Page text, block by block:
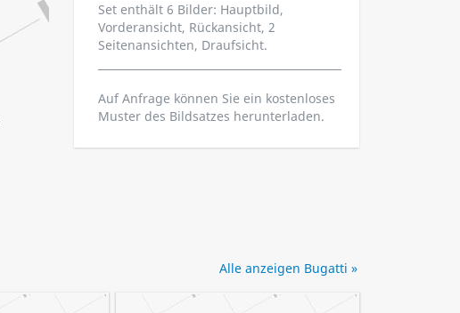
Set enthält 6 Bilder: Hauptbild,
Vorderansicht, Rückansicht, 2
Seitenansichten, Draufsicht.
Auf Anfrage können Sie ein kostenloses
Muster des Bildsatzes herunterladen.
Alle anzeigen Bugatti »